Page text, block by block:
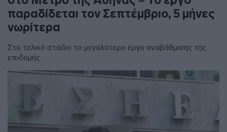
παραδίδεται τον Σεπτέμβριο, 5 μήνες
νωρίτερα
Στο τελικό στάδιο το μεγαλύτερο έργο αναβάθμισης της
επιδομής